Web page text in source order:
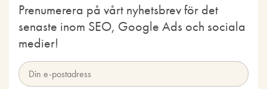
Prenumerera på vårt nyhetsbrev för det
senaste inom SEO, Google Ads och sociala
medier!